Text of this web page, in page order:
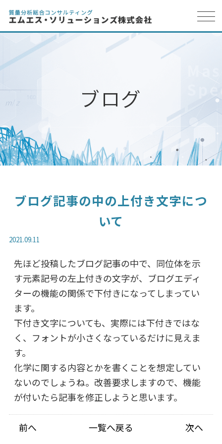
ブログ記事の中の上付き文字につ
いて
2021.09.11
先ほど投稿したブログ記事の中で、同位体を示
す元素記号の左上付きの文字が、ブログエディ
ターの機能の関係で下付きになってしまってい
ます。
下付き文字についても、実際には下付きではな
く、フォントが小さくなっているだけに見えま
す。
化学に関する内容とかを書くことを想定してい
ないのでしょうね。改善要求しますので、機能
が付いたら記事を修正しようと思います。
前へ 次へ
一覧へ戻る